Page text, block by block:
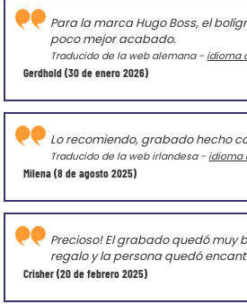
Gerdhold(30 de enero 2026)
Para la marca Hugo Boss, el
poco mejor acabado.
Traducido de la web alemana - idioma
Milena(8 de agosto 2025)
Lo recomiendo, grabado hecho
Traducido de la web irlandesa - idioma
Crisher(20 de febrero 2025)
Precioso! El grabado quedó muy
regalo y la persona quedó